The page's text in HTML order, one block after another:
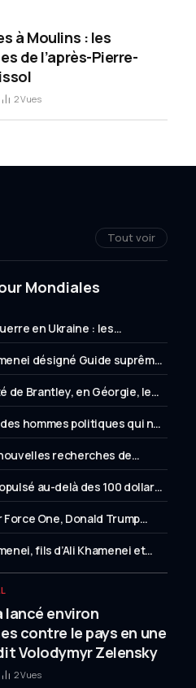
à Moulins : les
de l’après-Pierre-
2Vues
Tout voir
Mondiales
en Ukraine : les
au 9 mars 2026
désigné Guide suprême,
en Iran, en Israël, au
le Golfe
de Brantley, en Géorgie, le
président Trump, malgré
hommes politiques qui ne
pas le flamand, la langue
partie de leurs administrés
recherches de
mystérieusement il y a
été arrêtées, sans résultat
au-delà des 100 dollars
au Moyen-Orient
Force One, Donald Trump
le possible envoi de troupes
: « Il faudrait de très bonnes
fils d’Ali Khamenei et
lancé environ
contre le pays en une
Volodymyr Zelensky
2Vues